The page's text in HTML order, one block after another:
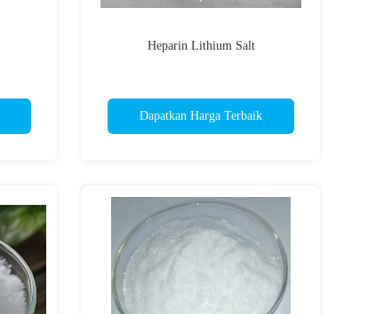
Heparin Lithium Salt
Dapatkan Harga Terbaik